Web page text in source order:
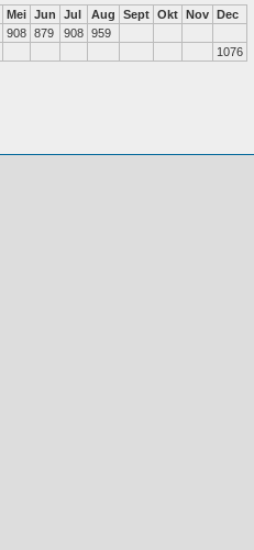
Mei Jun Jul Aug Sept Okt Nov Dec
908 879 908 959
1076